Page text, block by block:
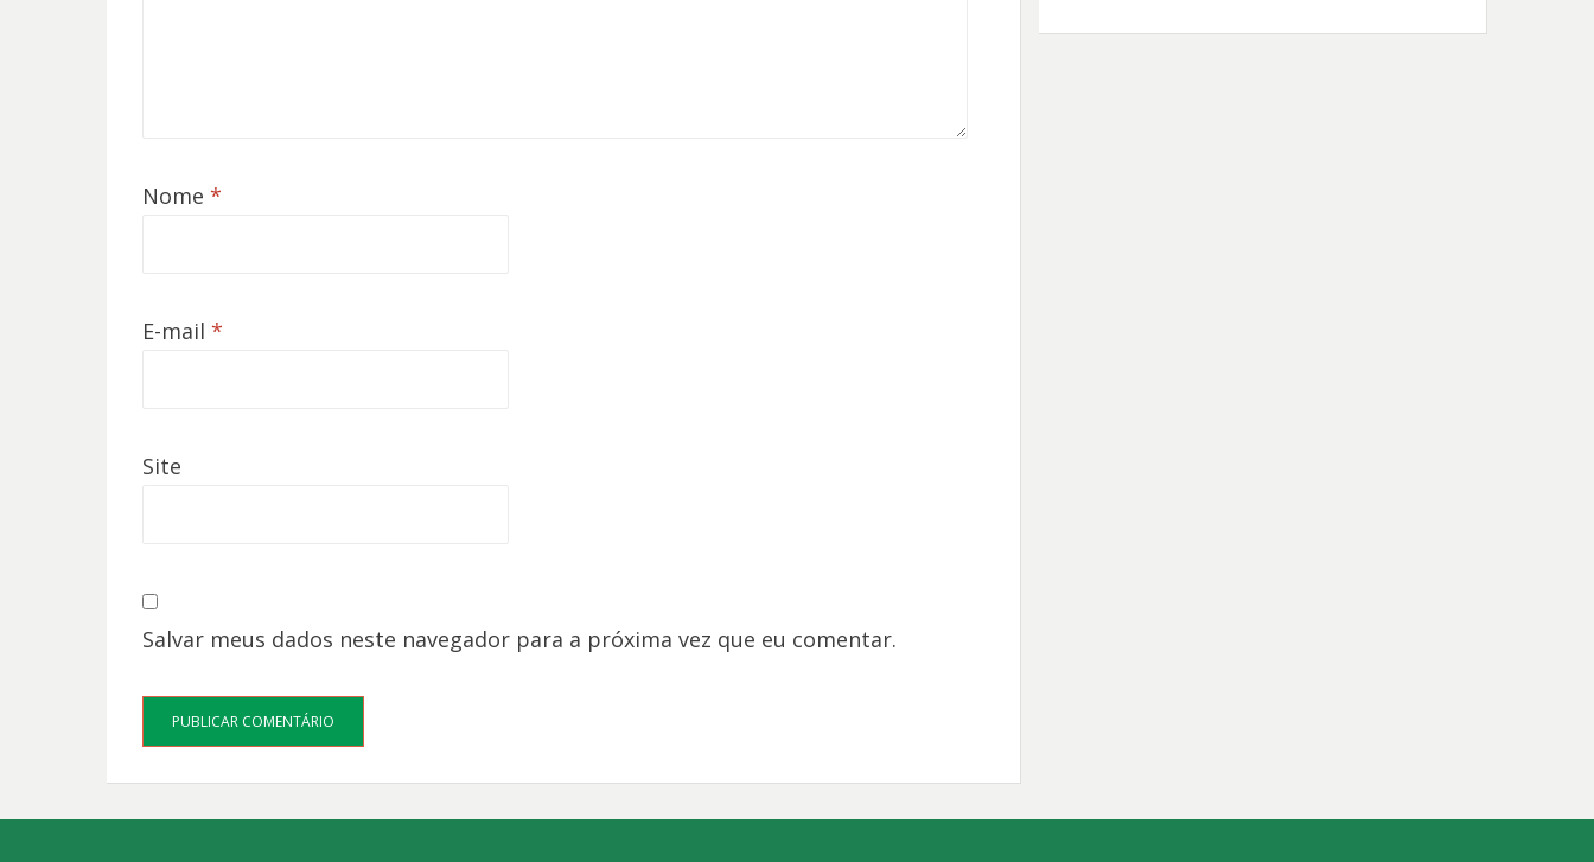
Nome *
E-mail *
Site
Salvar meus dados neste navegador para a próxima vez que eu comentar.